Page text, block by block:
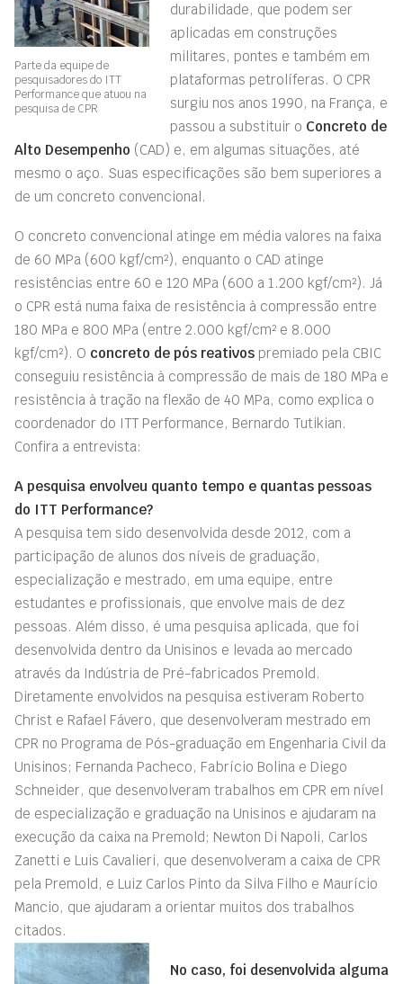
Parte da equipe de
pesquisadores do ITT
Performance que atuou na
pesquisa de CPR
durabilidade, que podem ser
aplicadas em construções
militares, pontes e também em
plataformas petrolíferas. O CPR
surgiu nos anos 1990, na França, e
passou a substituir o Concreto de
Alto Desempenho (CAD) e, em algumas situações, até
mesmo o aço. Suas especificações são bem superiores a
de um concreto convencional.
O concreto convencional atinge em média valores na faixa
de 60 MPa (600 kgf/cm²), enquanto o CAD atinge
resistências entre 60 e 120 MPa (600 a 1.200 kgf/cm²). Já
o CPR está numa faixa de resistência à compressão entre
180 MPa e 800 MPa (entre 2.000 kgf/cm² e 8.000
kgf/cm²). O concreto de pós reativos premiado pela CBIC
conseguiu resistência à compressão de mais de 180 MPa e
resistência à tração na flexão de 40 MPa, como explica o
coordenador do ITT Performance, Bernardo Tutikian.
Confira a entrevista:
A pesquisa envolveu quanto tempo e quantas pessoas
do ITT Performance?
A pesquisa tem sido desenvolvida desde 2012, com a
participação de alunos dos níveis de graduação,
especialização e mestrado, em uma equipe, entre
estudantes e profissionais, que envolve mais de dez
pessoas. Além disso, é uma pesquisa aplicada, que foi
desenvolvida dentro da Unisinos e levada ao mercado
através da Indústria de Pré-fabricados Premold.
Diretamente envolvidos na pesquisa estiveram Roberto
Christ e Rafael Fávero, que desenvolveram mestrado em
CPR no Programa de Pós-graduação em Engenharia Civil da
Unisinos; Fernanda Pacheco, Fabrício Bolina e Diego
Schneider, que desenvolveram trabalhos em CPR em nível
de especialização e graduação na Unisinos e ajudaram na
execução da caixa na Premold; Newton Di Napoli, Carlos
Zanetti e Luis Cavalieri, que desenvolveram a caixa de CPR
pela Premold, e Luiz Carlos Pinto da Silva Filho e Maurício
Mancio, que ajudaram a orientar muitos dos trabalhos
citados.
No caso, foi desenvolvida alguma